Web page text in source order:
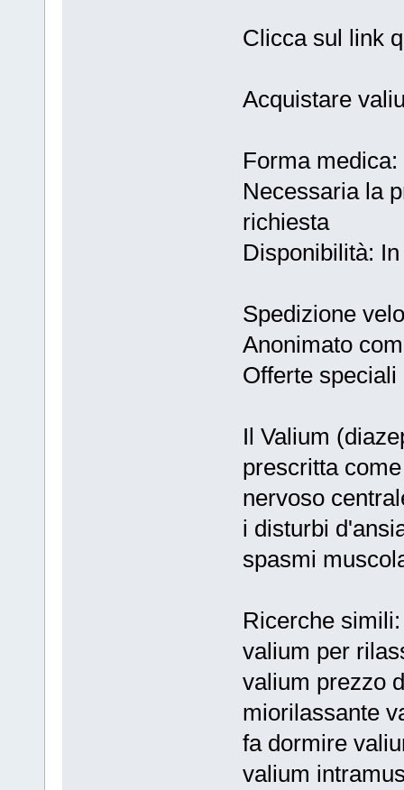
Clicca sul link
Acquistare
Forma
Necessaria la
richiesta
Disponibilità:
Spedizione
Anonimato
Offerte
Il Valium
prescritta
nervoso
i disturbi
spasmi
Ricerche
valium per
valium prezzo
miorilassante
fa dormire
valium